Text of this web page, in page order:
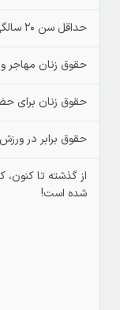
حداقل سن ۲۰ سالگی برای ازدواج دختران
حقوق زنان مهاجر و
حقوق زنان برای
حقوق برابر در
از گذشته تا کنون،
شده است!